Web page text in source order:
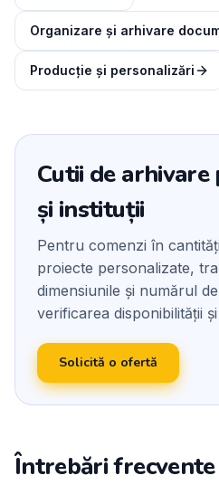
Organizare și arhivare
Producție și personalizări
Cutii de
și instituții
Pentru comenzi în
proiecte personalizate,
dimensiunile și numărul
verificarea disponibilității
Solicită o ofertă
Întrebări